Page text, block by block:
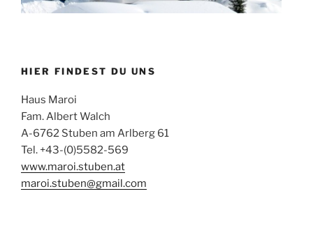
HIER FINDEST DU UNS
Haus Maroi
Fam. Albert Walch
A-6762 Stuben am Arlberg 61
Tel. +43-(0)5582-569
www.maroi.stuben.at
maroi.stuben@gmail.com